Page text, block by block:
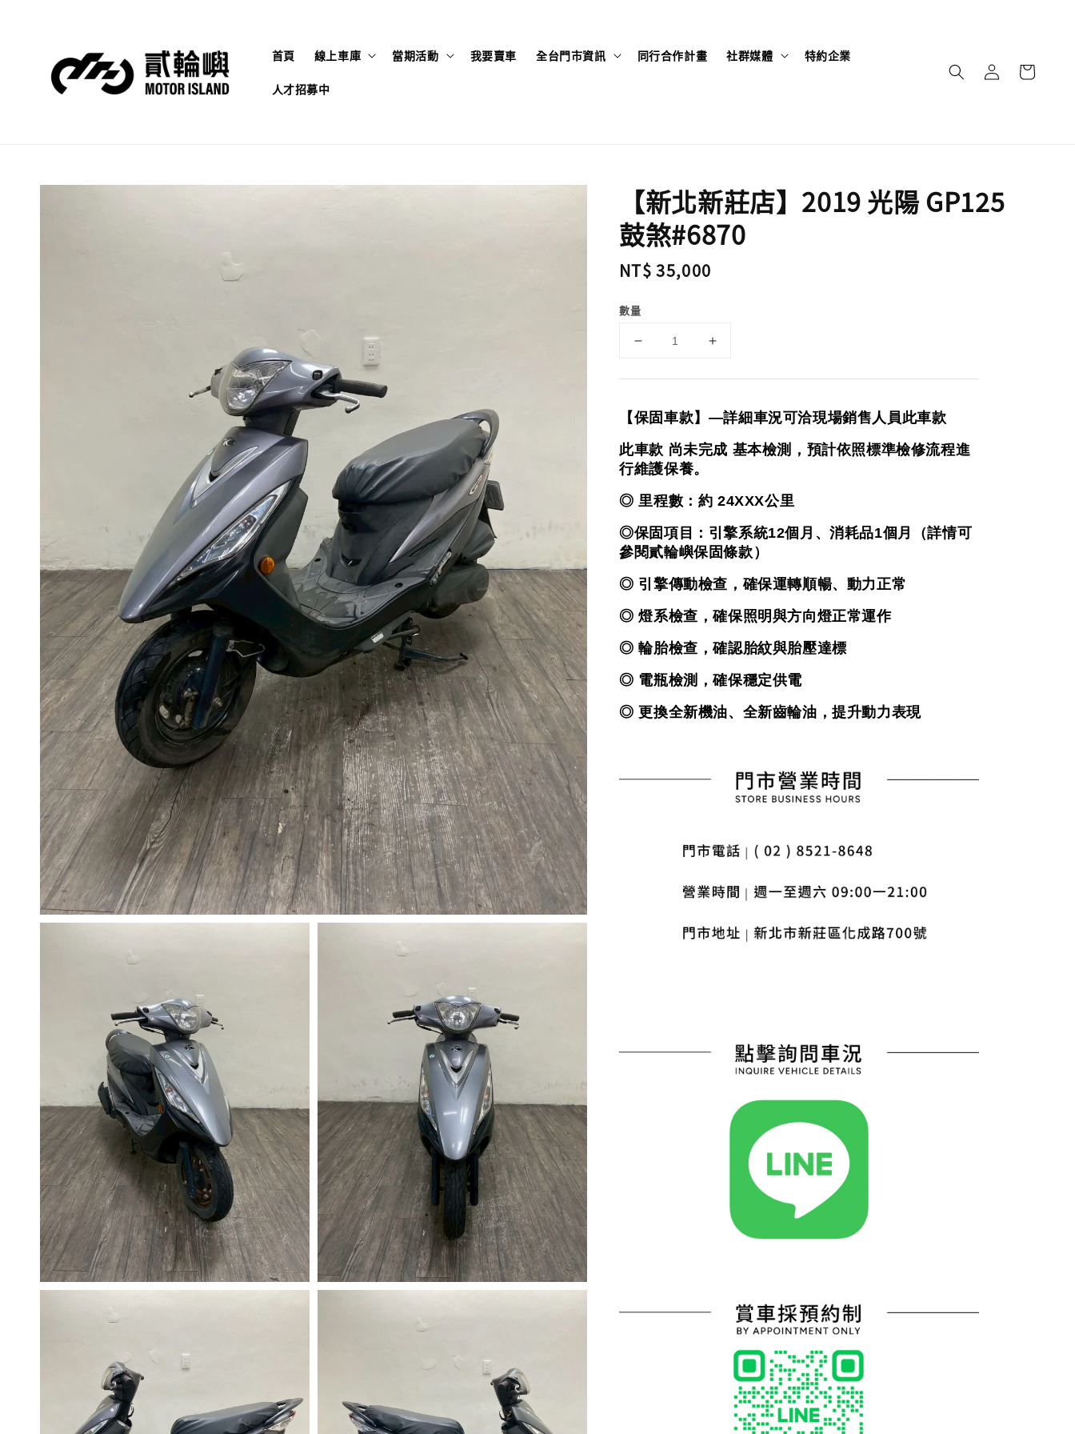
首頁 線上車庫 當期活動 我要賣車 全台門市資訊 同行合作計畫 社群媒體 特約企業
人才招募中
【新北新莊店】2019 光陽 GP125
鼓煞#6870
Regular
NT$ 35,000
數量
【保固車款】—詳細車況可洽現場銷售人員此車款
此車款 尚未完成 基本檢測，預計依照標準檢修流程進
行維護保養。
◎ 里程數：約 24XXX公里
◎保固項目：引擎系統12個月、消耗品1個月（詳情可
參閱貳輪嶼保固條款）
◎ 引擎傳動檢查，確保運轉順暢、動力正常
◎ 燈系檢查，確保照明與方向燈正常運作
◎ 輪胎檢查，確認胎紋與胎壓達標
◎ 電瓶檢測，確保穩定供電
◎ 更換全新機油、全新齒輪油，提升動力表現